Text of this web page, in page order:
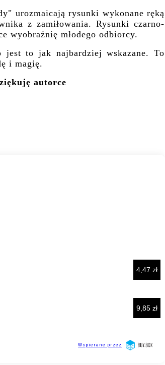
urozmaicają rysunki wykonane ręką
z zamiłowania. Rysunki czarno-
wyobraźnię młodego odbiorcy.
to jak najbardziej wskazane. To
i magię.
autorce